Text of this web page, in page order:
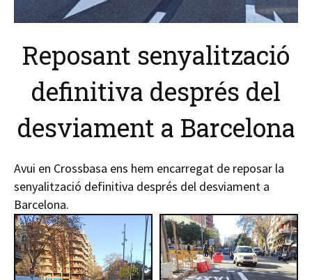
Reposant senyalització
definitiva després del
desviament a Barcelona
Avui en Crossbasa ens hem encarregat de reposar la
senyalització definitiva després del desviament a
Barcelona.